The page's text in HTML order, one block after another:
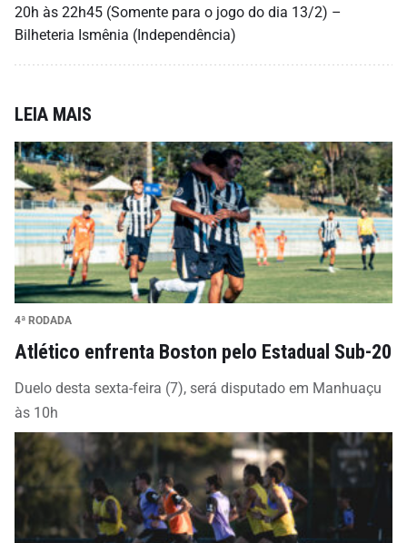
20h às 22h45 (Somente para o jogo do dia 13/2) –
Bilheteria Ismênia (Independência)
LEIA MAIS
4ª RODADA
Atlético enfrenta Boston pelo Estadual Sub-20
Duelo desta sexta-feira (7), será disputado em Manhuaçu
às 10h